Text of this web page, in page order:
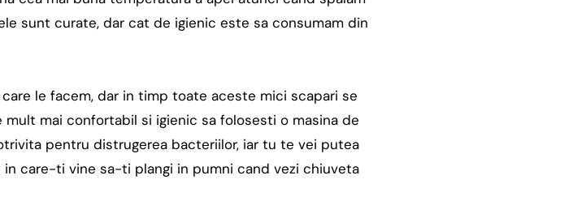
sunt curate, dar cat de igienic este sa consumam din
le facem, dar in timp toate aceste mici scapari se
mai confortabil si igienic sa folosesti o masina de
pentru distrugerea bacteriilor, iar tu te vei putea
in care-ti vine sa-ti plangi in pumni cand vezi chiuveta